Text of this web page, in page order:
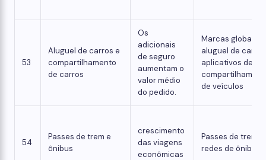
53
Aluguel de carros e
compartilhamento
de carros
Os
adicionais
de seguro
aumentam o
valor médio
do pedido.
Marcas globais
aluguel de
aplicativos de
de veículos
54
Passes de trem e
ônibus
crescimento
das viagens
econômicas
Passes de trem,
redes de ônibus